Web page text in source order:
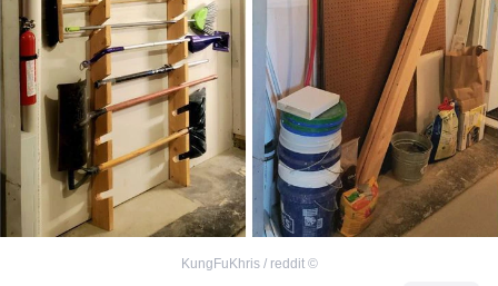
©
KungFuKhris / reddit